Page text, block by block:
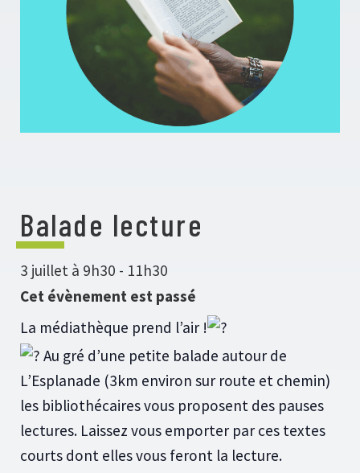
Balade lecture
3 juillet à 9h30 - 11h30
Cet évènement est passé
La médiathèque prend l’air !
Au gré d’une petite balade autour de
L’Esplanade (3km environ sur route et chemin)
les bibliothécaires vous proposent des pauses
lectures. Laissez vous emporter par ces textes
courts dont elles vous feront la lecture.